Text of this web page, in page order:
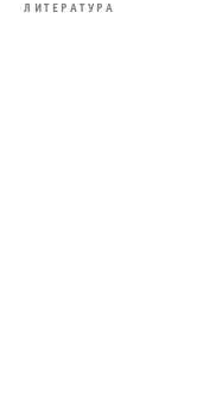
ЛИТЕРАТУРА